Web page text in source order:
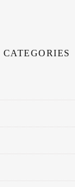
CATEGORIES